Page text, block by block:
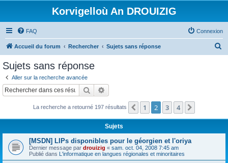
Korvigelloù An DROUIZIG
FAQ Connexion
Accueil du forum Rechercher Sujets sans réponse
c
Sujets sans réponse
Aller sur la recherche avancée
Rechercher
La recherche a retourné 197 résultats Précédent
1 2 3 4
Sujets
[MSDN] LIPs disponibles pour le géorgien et l'oriya
Dernier message par drouizig « sam. oct. 04, 2008 7:45 am
Publié dans L'informatique en langues régionales et minoritaires